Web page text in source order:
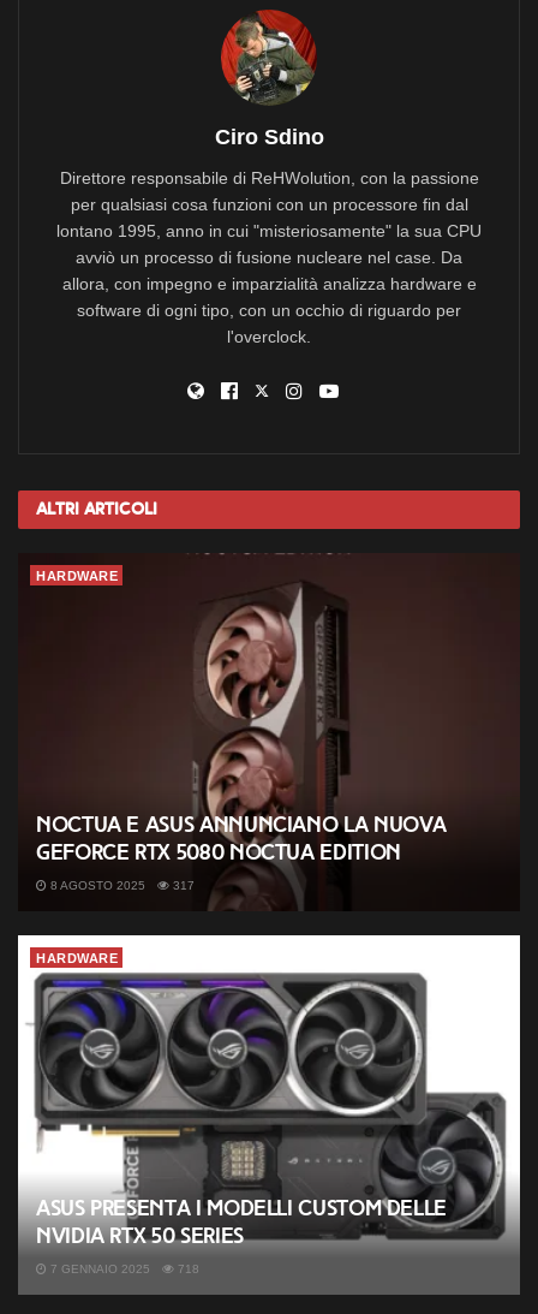
Ciro Sdino
Direttore responsabile di ReHWolution, con la passione
per qualsiasi cosa funzioni con un processore fin dal
lontano 1995, anno in cui "misteriosamente" la sua CPU
avviò un processo di fusione nucleare nel case. Da
allora, con impegno e imparzialità analizza hardware e
software di ogni tipo, con un occhio di riguardo per
l'overclock.
Altri Articoli
HARDWARE
Noctua e ASUS annunciano la nuova
GeForce RTX 5080 Noctua Edition
8 AGOSTO 2025 317
HARDWARE
ASUS presenta i modelli custom delle
NVIDIA RTX 50 Series
7 GENNAIO 2025 718